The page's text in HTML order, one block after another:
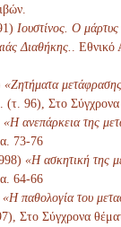
Ιουστίνος. Ο
Διαθήκης.
.
«Ζητήματα
. (τ. 96), Στο
«Η ανεπάρκεια της
73-76
«Η ασκητική της
64-66
«Η παθολογία του
Στο Σύγχρονα